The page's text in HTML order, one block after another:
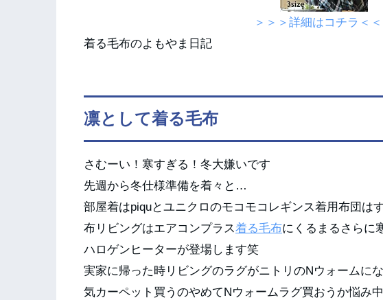
＞＞＞詳細はコチラ＜＜
着る毛布のよもやま日記
凛として着る毛布
さむーい！寒すぎる！冬大嫌いです
先週から冬仕様準備を着々と…
部屋着はpiquとユニクロのモコモコレギンス着用布団は
布リビングはエアコンプラス着る毛布にくるまるさらに
ハロゲンヒーターが登場します笑
実家に帰った時リビングのラグがニトリのNウォームに
気カーペット買うのやめてNウォームラグ買おうか悩み